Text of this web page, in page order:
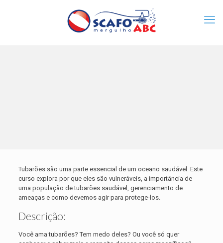
Tubarões são uma parte essencial de um oceano saudável. Este
curso explora por que eles são vulneráveis, a importância de
uma população de tubarões saudável, gerenciamento de
ameaças e como devemos agir para protege-los.
Descrição:
Você ama tubarões? Tem medo deles? Ou você só quer